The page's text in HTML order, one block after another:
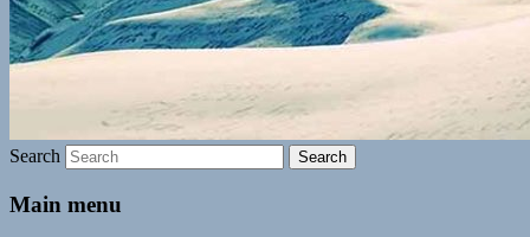
Search
Main menu